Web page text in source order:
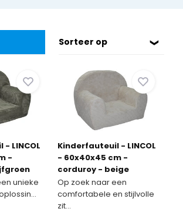
Sorteer op
LINCOL
-
unieke
Kinderfauteuil - LINCOL
- 60x40x45 cm -
corduroy - beige
Op zoek naar een
comfortabele en stijlvolle
zit...